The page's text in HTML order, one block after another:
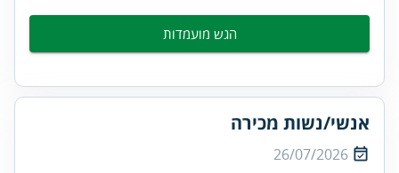
הגש מועמדות
אנשי/נשות מכירה
26/07/2026